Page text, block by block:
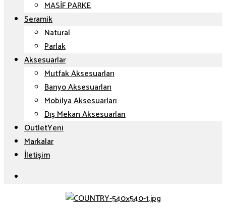
MASİF PARKE
Seramik
Natural
Parlak
Aksesuarlar
Mutfak Aksesuarları
Banyo Aksesuarları
Mobilya Aksesuarları
Dış Mekan Aksesuarları
Outlet
Markalar
İletişim